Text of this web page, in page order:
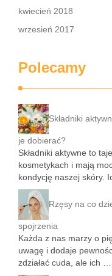
kwiecień 2018
wrzesień 2017
Polecamy
Składniki
je dobierać?
Składniki aktywne to
kosmetykach i mają
kondycję naszej skóry.
Rzęsy na co
spojrzenia
Każda z nas marzy o
uwagę i dodaje
zdziałać cuda, ale ich …